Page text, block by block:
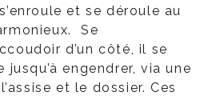
et se déroule au
Se
d’un côté, il se
jusqu’à engendrer, via une
et le dossier. Ces